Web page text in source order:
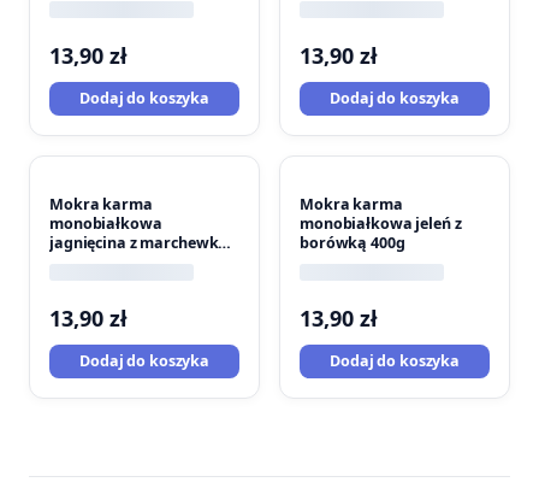
13,90 zł
Dodaj do koszyka
13,90 zł
Dodaj do koszyka
Mokra karma
monobiałkowa
jagnięcina z marchewką
400g
13,90 zł
Dodaj do koszyka
Mokra karma
monobiałkowa jeleń z
borówką 400g
13,90 zł
Dodaj do koszyka